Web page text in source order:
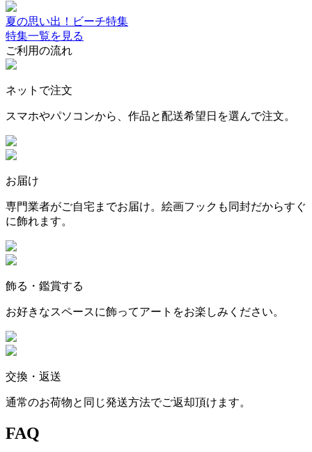
夏の思い出！ビーチ特集
特集一覧を見る
ご利用の流れ
ネットで注文
スマホやパソコンから、作品と配送希望日を選んで注文。
お届け
専門業者がご自宅までお届け。絵画フックも同封だからすぐ
に飾れます。
飾る・鑑賞する
お好きなスペースに飾ってアートをお楽しみください。
交換・返送
通常のお荷物と同じ発送方法でご返却頂けます。
FAQ